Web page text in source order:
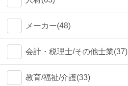
メーカー(48)
会計・税理士/その他士業(37)
教育/福祉/介護(33)